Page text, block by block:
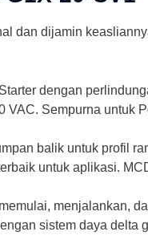
dan dijamin
dengan
Sempurna untuk
balik untuk profil
untuk aplikasi.
menjalankan,
sistem daya delta